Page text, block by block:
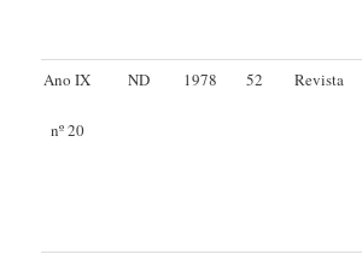
Ano IX
nº 20
ND 1978 52 Revista